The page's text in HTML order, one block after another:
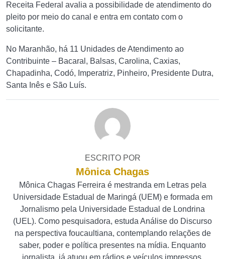
Receita Federal avalia a possibilidade de atendimento do
pleito por meio do canal e entra em contato com o
solicitante.
No Maranhão, há 11 Unidades de Atendimento ao
Contribuinte – Bacaral, Balsas, Carolina, Caxias,
Chapadinha, Codó, Imperatriz, Pinheiro, Presidente Dutra,
Santa Inês e São Luís.
ESCRITO POR
Mônica Chagas
Mônica Chagas Ferreira é mestranda em Letras pela
Universidade Estadual de Maringá (UEM) e formada em
Jornalismo pela Universidade Estadual de Londrina
(UEL). Como pesquisadora, estuda Análise do Discurso
na perspectiva foucaultiana, contemplando relações de
saber, poder e política presentes na mídia. Enquanto
jornalista, já atuou em rádios e veículos impressos.